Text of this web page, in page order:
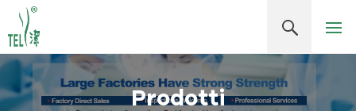
Prodotti